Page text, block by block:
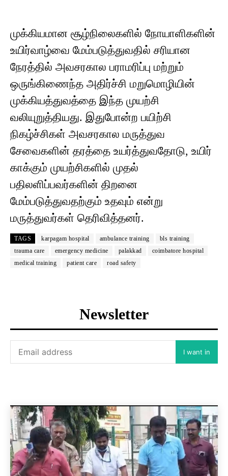
முக்கியமான சூழ்நிலைகளில் நோயாளிகளின்
உயிர்வாழ்வை மேம்படுத்துவதில் சரியான
நேரத்தில் அவசரகால பராமரிப்பு மற்றும்
ஒருங்கிணைந்த அதிர்ச்சி மறுமொழியின்
முக்கியத்துவத்தை இந்த முயற்சி
வலியுறுத்தியது. இதுபோன்ற பயிற்சி
நிகழ்ச்சிகள் அவசரகால மருத்துவ
சேவைகளின் தரத்தை உயர்த்துவதோடு, உயிர்
காக்கும் முயற்சிகளில் முதல்
பதிலளிப்பவர்களின் திறனை
மேம்படுத்துவதற்கும் உதவும் என்று
மருத்துவர்கள் தெரிவித்தனர்.
TAGS karpagam hospital ambulance training
bls training
trauma care
emergency medicine palakkad
coimbatore hospital
medical training
patient care road safety
Newsletter
I want in